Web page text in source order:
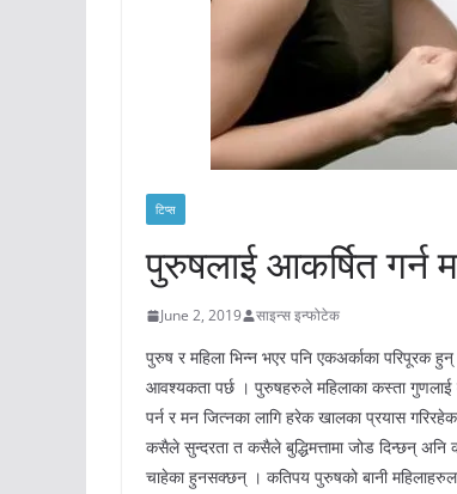
टिप्स
पुरुषलाई आकर्षित गर्न
June 2, 2019 साइन्स इन्फोटेक
पुरुष र महिला भिन्न भएर पनि एकअर्काका परिपूरक
आवश्यकता पर्छ । पुरुषहरुले महिलाका कस्ता गुणलाई
पर्न र मन जित्नका लागि हरेक खालका प्रयास
कसैले सुन्दरता त कसैले बुद्धिमत्तामा जोड दिन्छन्
चाहेका हुनसक्छन् । कतिपय पुरुषको बानी